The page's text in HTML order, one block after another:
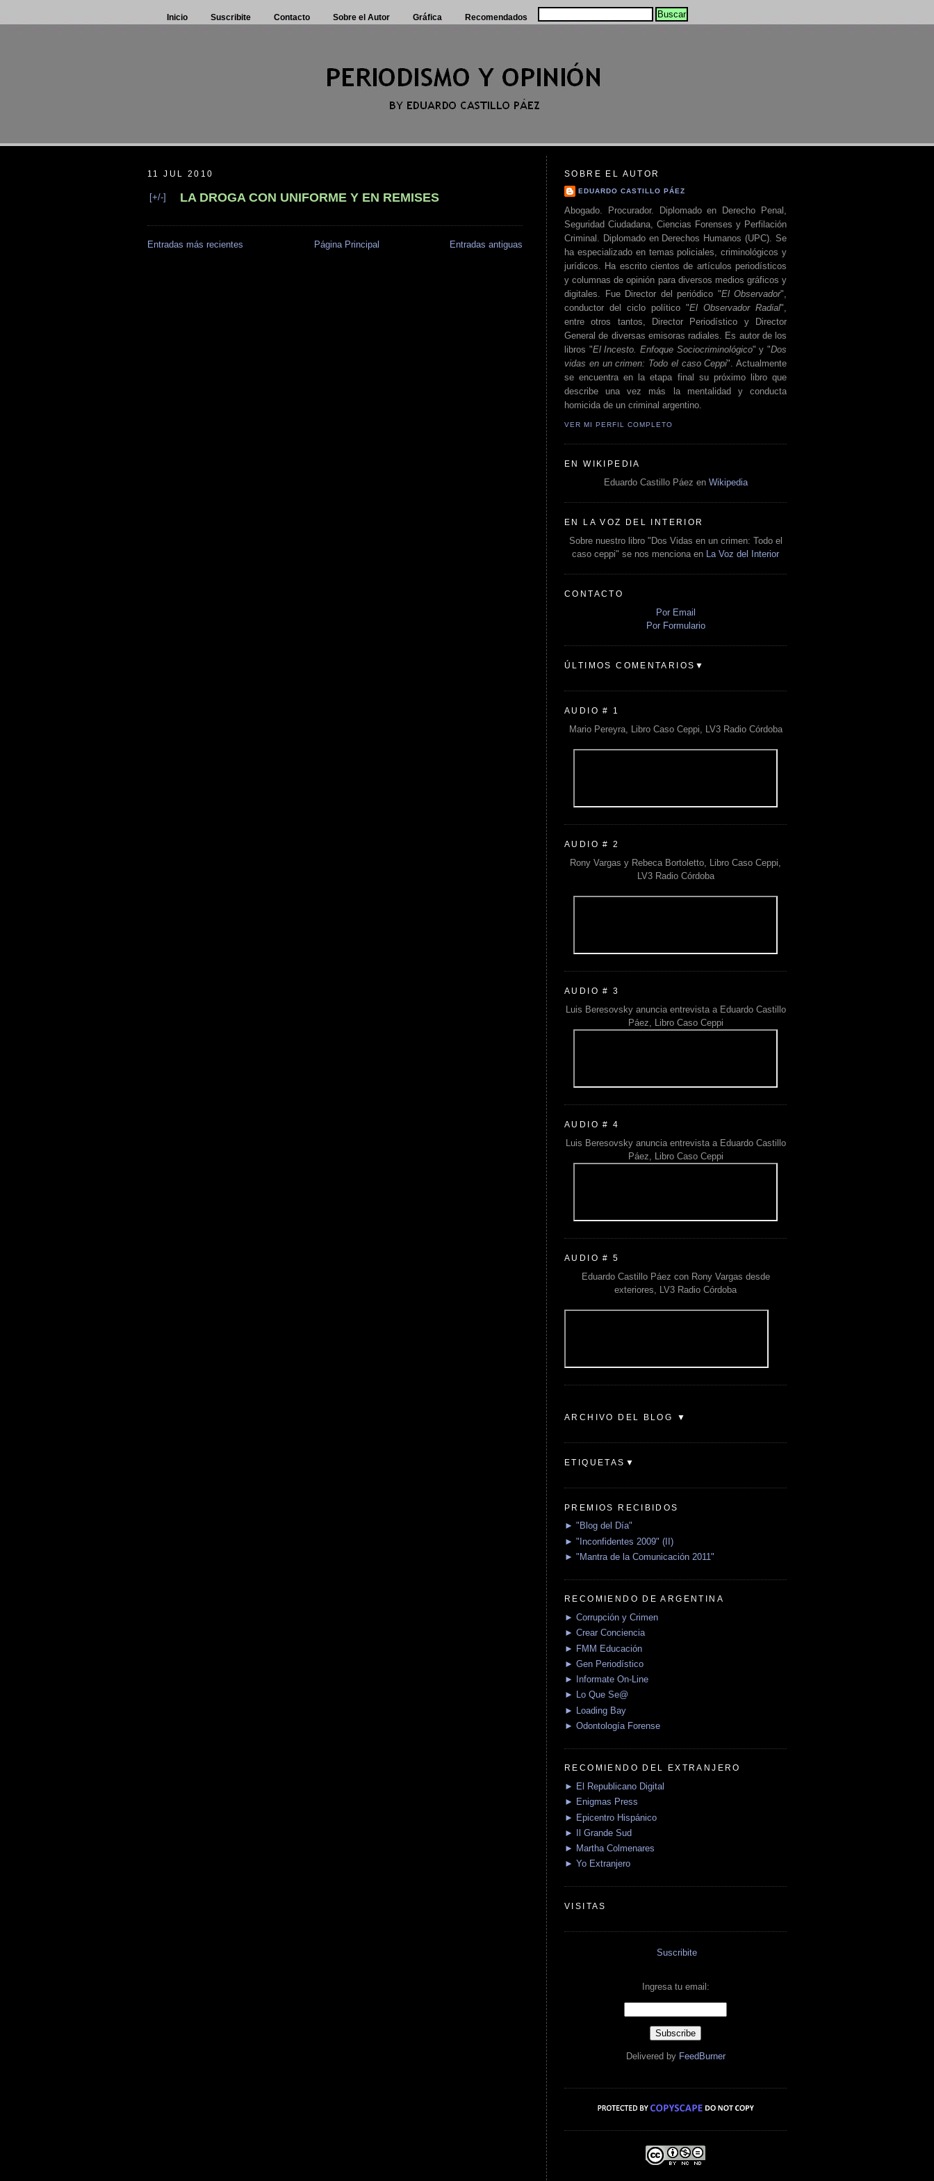
Inicio Suscribite Contacto Sobre el Autor Gráfica Recomendados
11 JUL 2010
[+/-] LA DROGA CON UNIFORME Y EN REMISES
Entradas más recientes Entradas antiguas
Página Principal
SOBRE EL AUTOR
EDUARDO CASTILLO PÁEZ
Abogado. Procurador. Diplomado en Derecho Penal,
Seguridad Ciudadana, Ciencias Forenses y Perfilación
Criminal. Diplomado en Derechos Humanos (UPC). Se
ha especializado en temas policiales, criminológicos y
jurídicos. Ha escrito cientos de artículos periodísticos
y columnas de opinión para diversos medios gráficos y
digitales. Fue Director del periódico "El Observador",
conductor del ciclo político "El Observador Radial",
entre otros tantos, Director Periodístico y Director
General de diversas emisoras radiales. Es autor de los
libros "El Incesto. Enfoque Sociocriminológico" y "Dos
vidas en un crimen: Todo el caso Ceppi". Actualmente
se encuentra en la etapa final su próximo libro que
describe una vez más la mentalidad y conducta
homicida de un criminal argentino.
VER MI PERFIL COMPLETO
EN WIKIPEDIA
Eduardo Castillo Páez en Wikipedia
EN LA VOZ DEL INTERIOR
Sobre nuestro libro "Dos Vidas en un crimen: Todo el
caso ceppi" se nos menciona en
La Voz del Interior
CONTACTO
Por Email
Por Formulario
ÚLTIMOS COMENTARIOS▼
AUDIO # 1
Mario Pereyra, Libro Caso Ceppi, LV3 Radio Córdoba
AUDIO # 2
Rony Vargas y Rebeca Bortoletto, Libro Caso Ceppi,
LV3 Radio Córdoba
AUDIO # 3
Luis Beresovsky anuncia entrevista a Eduardo Castillo
Páez, Libro Caso Ceppi
AUDIO # 4
Luis Beresovsky anuncia entrevista a Eduardo Castillo
Páez, Libro Caso Ceppi
AUDIO # 5
Eduardo Castillo Páez con Rony Vargas desde
exteriores, LV3 Radio Córdoba
ARCHIVO DEL BLOG ▼
ETIQUETAS▼
PREMIOS RECIBIDOS
► "Blog del Día"
► "Inconfidentes 2009" (II)
► "Mantra de la Comunicación 2011"
RECOMIENDO DE ARGENTINA
► Corrupción y Crimen
► Crear Conciencia
► FMM Educación
► Gen Periodístico
► Informate On-Line
► Lo Que Se@
► Loading Bay
► Odontología Forense
RECOMIENDO DEL EXTRANJERO
► El Republicano Digital
► Enigmas Press
► Epicentro Hispánico
► Il Grande Sud
► Martha Colmenares
► Yo Extranjero
VISITAS
Suscribite
Ingresa tu email:
Delivered by FeedBurner